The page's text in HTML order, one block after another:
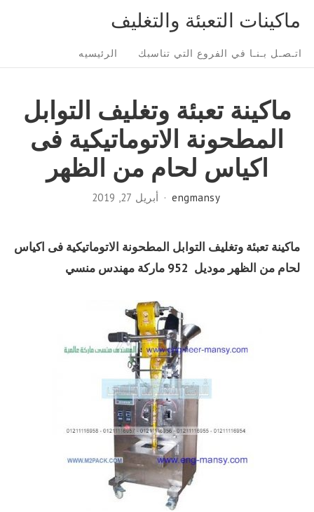
content
ماكينات التعبئة والتغليف
Site
Navigation
اتـصـل بـنـا في الفروع التي تناسبك الرئيسيه
ماكينة تعبئة وتغليف التوابل
المطحونة الاتوماتيكية فى
اكياس لحام من الظهر
engmansy أبريل 27, 2019
ماكينة تعبئة وتغليف التوابل المطحونة الاتوماتيكية فى اكياس
لحام من الظهر موديل 952 ماركة مهندس منسي